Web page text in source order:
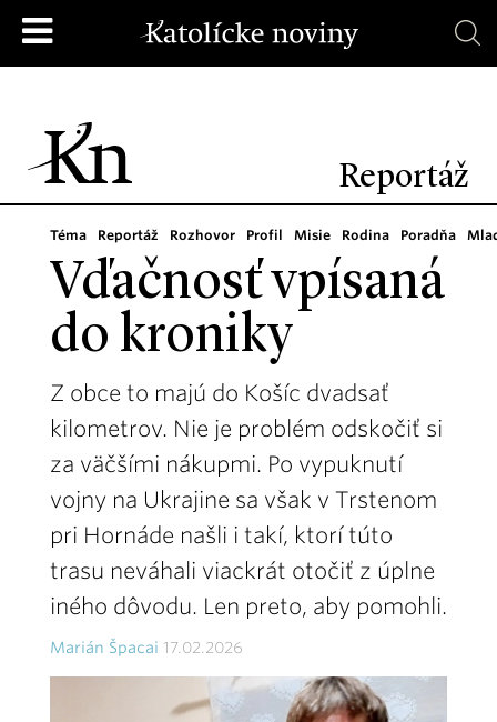
Reportáž
Téma Reportáž Rozhovor Profil Misie Rodina Poradňa
Vďačnosť vpísaná
do kroniky
Z obce to majú do Košíc dvadsať
kilometrov. Nie je problém odskočiť si
za väčšími nákupmi. Po vypuknutí
vojny na Ukrajine sa však v Trstenom
pri Hornáde našli i takí, ktorí túto
trasu neváhali viackrát otočiť z úplne
iného dôvodu. Len preto, aby pomohli.
Marián Špacai 17.02.2026